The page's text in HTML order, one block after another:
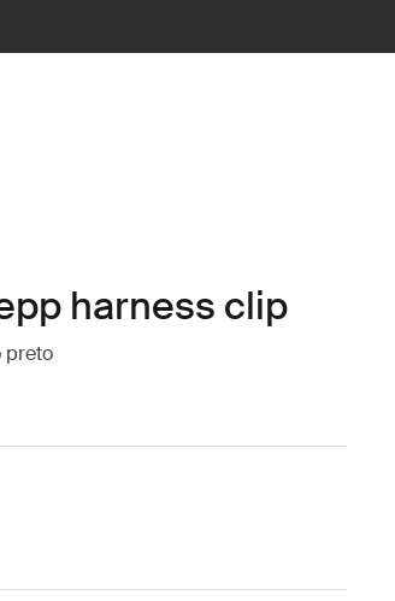
harness clip
preto
clip Preto (selected)